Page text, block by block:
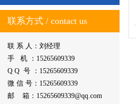
联系方式 / contact us
联 系 人：刘经理
手 机 ：15265609339
Q Q 号 ：15265609339
微 信 号：15265609339
邮 箱：15265609339@qq.com